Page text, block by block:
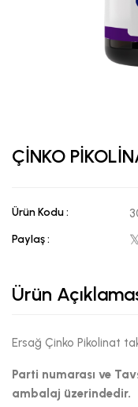
ÇİNKO
Ürün Kodu :
Paylaş :
Ürün
Ersağ Çinko Pikolinat
Parti numarası ve
ambalaj üzerindedir.